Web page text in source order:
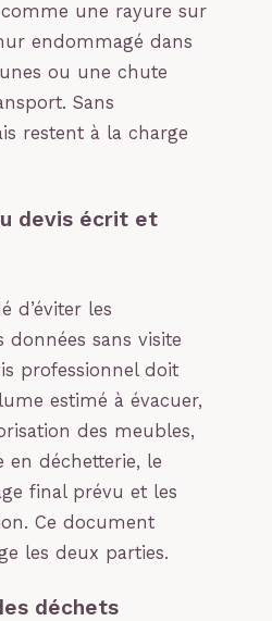
une rayure sur
endommagé dans
ou une chute
Sans
restent à la charge
devis écrit et
d’éviter les
données sans visite
professionnel doit
estimé à évacuer,
des meubles,
en déchetterie, le
final prévu et les
Ce document
les deux parties.
déchets